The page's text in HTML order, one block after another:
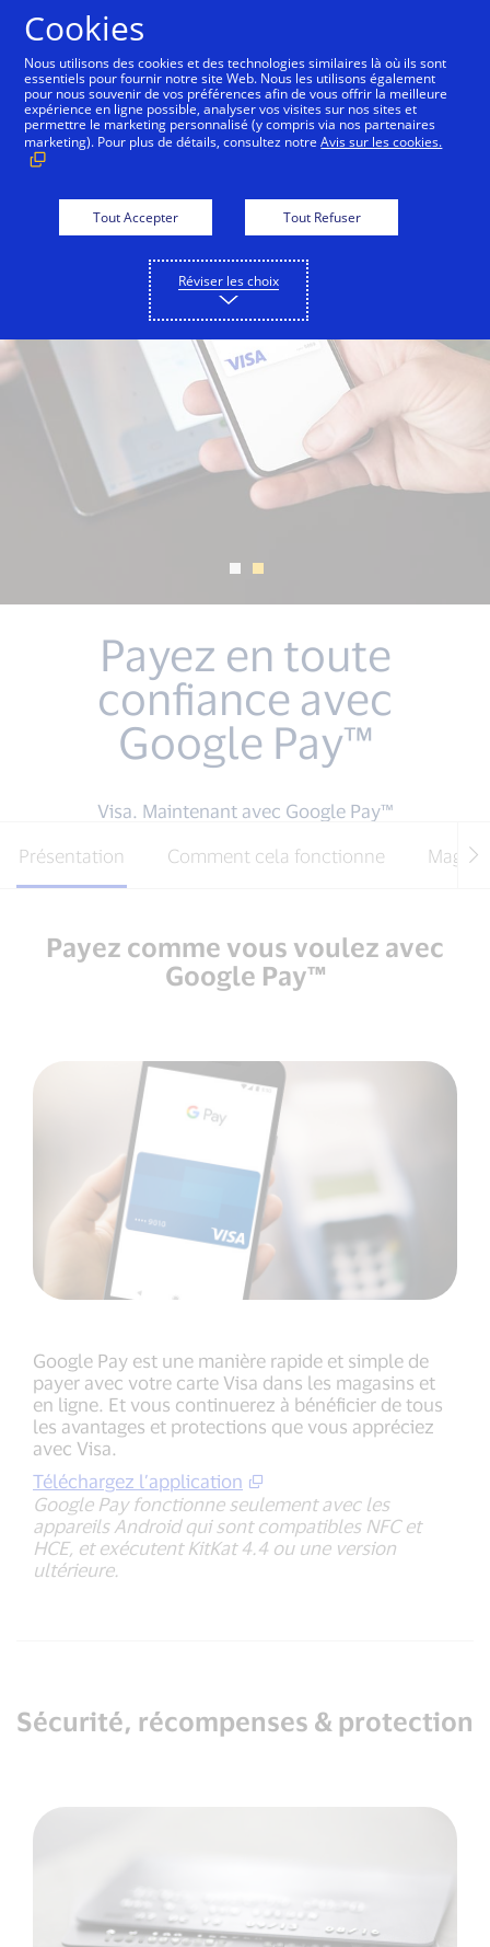
Pour les consommateurs Pour les émetteurs
Payez en toute
confiance avec
Google Pay™
Visa. Maintenant avec Google Pay™
Présentation Comment cela fonctionne
Payez comme vous voulez avec
Google Pay™
Google Pay est une manière rapide et simple de
payer avec votre carte Visa dans les magasins et
en ligne. Et vous continuerez à bénéficier de tous
les avantages et protections que vous appréciez
avec Visa.
Téléchargez l’application
Google Pay fonctionne seulement avec les
appareils Android qui sont compatibles NFC et
HCE, et exécutent KitKat 4.4 ou une version
ultérieure.
Sécurité, récompenses & protection
Cookies
Nous utilisons des cookies et des technologies similaires là où ils sont
essentiels pour fournir notre site Web. Nous les utilisons également
pour nous souvenir de vos préférences afin de vous offrir la meilleure
expérience en ligne possible, analyser vos visites sur nos sites et
permettre le marketing personnalisé (y compris via nos partenaires
marketing). Pour plus de détails, consultez notreAvis sur les cookies.
Tout Accepter Tout Refuser
Réviser les choix